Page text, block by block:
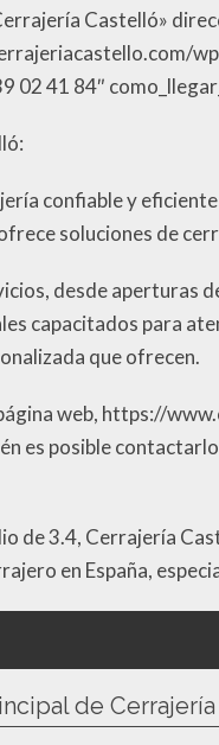
Castelló»
02 41 84″
confiable y
soluciones de
desde aperturas
capacitados para
que ofrecen.
web, https://
es posible
de 3.4, Cerrajería
en España,
de